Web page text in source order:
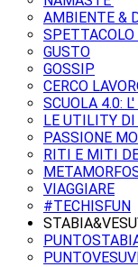
AMBIENTE &
SPETTACOLO
GUSTO
GOSSIP
CERCO
SCUOLA 4.0:
LE UTILITY DI
PASSIONE
RITI E MITI
VIAGGIARE
#TECHISFUN